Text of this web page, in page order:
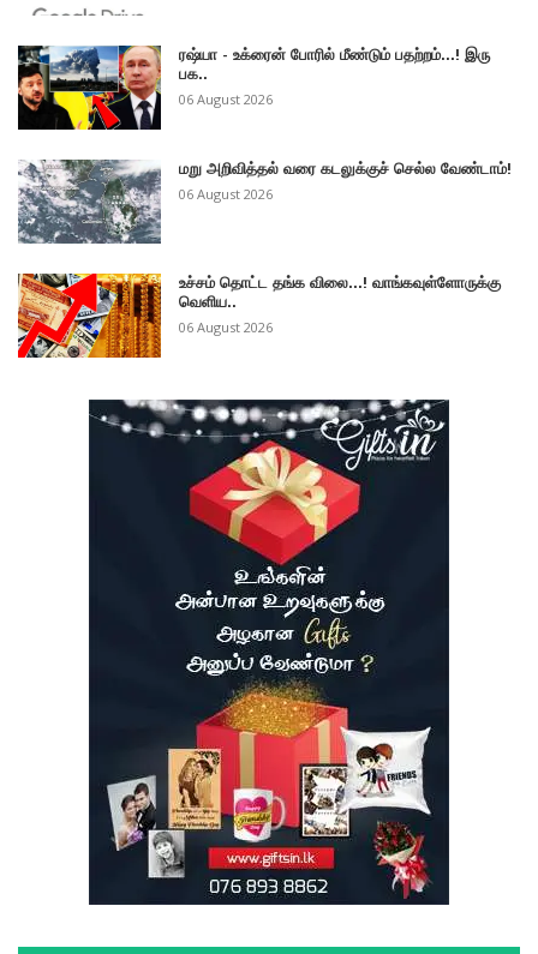
ரஷ்யா - உக்ரைன் போரில் மீண்டும் பதற்றம்...! இரு
பக..
06 August 2026
மறு அறிவித்தல் வரை கடலுக்குச் செல்ல வேண்டாம்!
06 August 2026
உச்சம் தொட்ட தங்க விலை...! வாங்கவுள்ளோருக்கு
வெளிய..
06 August 2026